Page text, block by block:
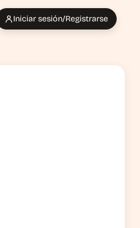
Iniciar sesión/Registrarse